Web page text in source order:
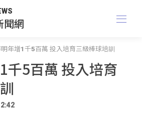
聞網
年增1千5百萬 投入培育三級棒球培訓
千5百萬 投入培育